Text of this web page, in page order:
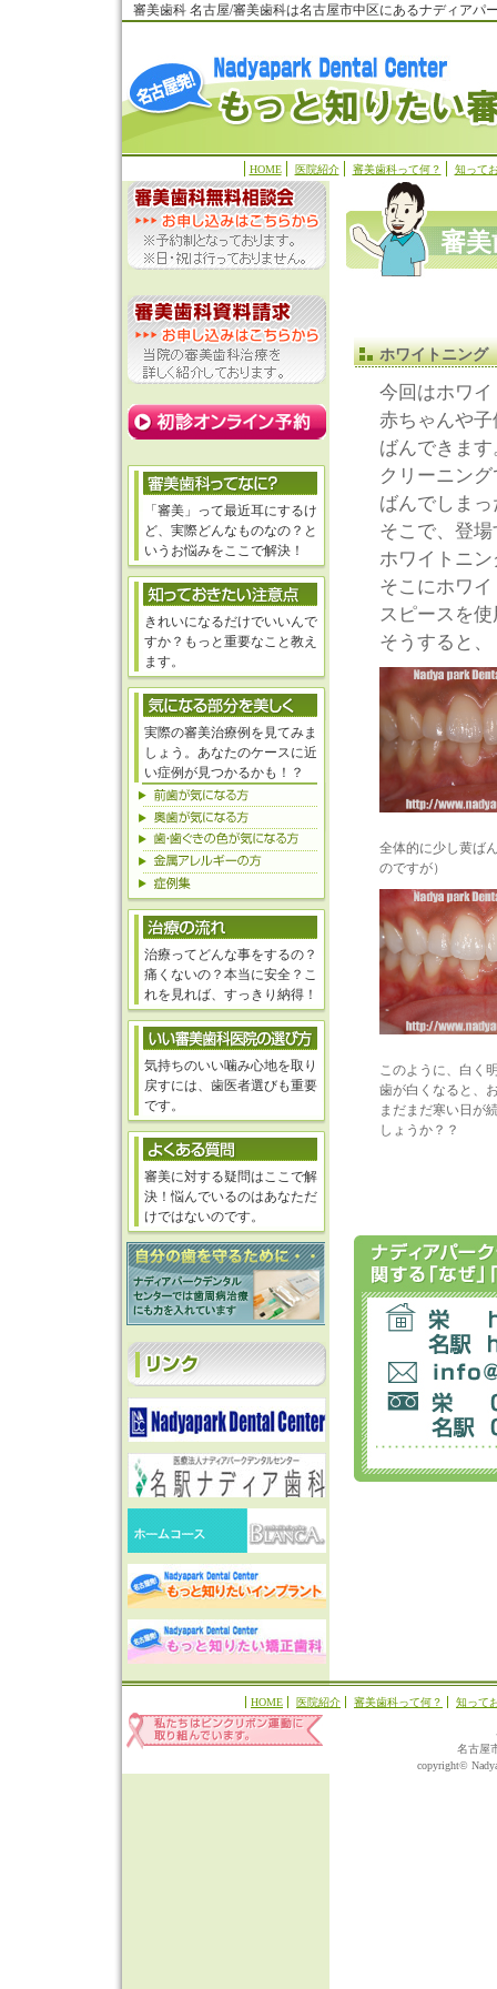
審美歯科 名古屋/審美歯科は名古屋市中区にあるナディアパ
HOME 医院紹介 審美歯科って何？ 知って
審
ホワイトニング
今回はホワ
赤ちゃんや
ばんできます
クリーニン
ばんでしま
そこで、登
ホワイトニ
そこにホワ
スピースを
そうすると、
全体的に少し黄ば
のですが）
このように、白く
歯が白くなると、
まだまだ寒い日が
しょうか？？
「審美」って最近耳にするけ
ど、実際どんなものなの？と
いうお悩みをここで解決！
きれいになるだけでいいんで
すか？もっと重要なこと教え
ます。
実際の審美治療例を見てみま
しょう。あなたのケースに近
い症例が見つかるかも！？
治療ってどんな事をするの？
痛くないの？本当に安全？こ
れを見れば、すっきり納得！
気持ちのいい噛み心地を取り
戻すには、歯医者選びも重要
です。
審美に対する疑問はここで解
決！悩んでいるのはあなただ
けではないのです。
HOME 医院紹介 審美歯科って何？ 知って
名古屋
copyright©